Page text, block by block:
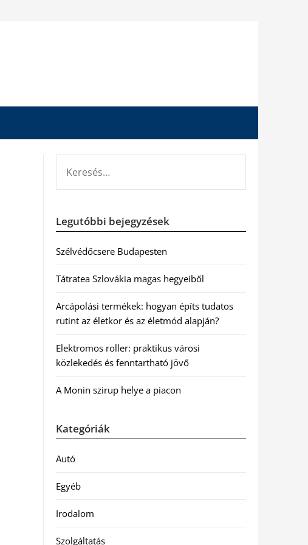
Legutóbbi bejegyzések
Szélvédőcsere Budapesten
Tátratea Szlovákia magas hegyeiből
Arcápolási termékek: hogyan építs tudatos
rutint az életkor és az életmód alapján?
Elektromos roller: praktikus városi
közlekedés és fenntartható jövő
A Monin szirup helye a piacon
Kategóriák
Autó
Egyéb
Irodalom
Szolgáltatás